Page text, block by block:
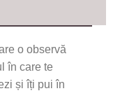
o observă
în care te
și îți pui în